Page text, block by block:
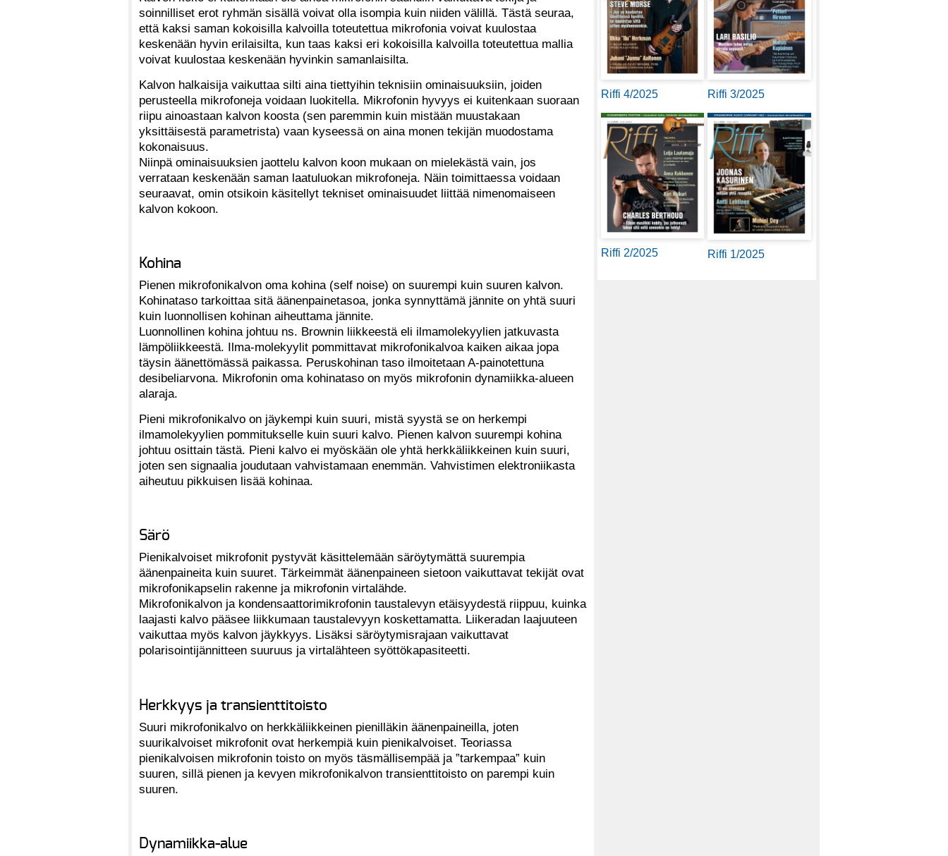
soinnilliset erot ryhmän sisällä voivat olla isompia kuin niiden välillä. Tästä seuraa,
että kaksi saman kokoisilla kalvoilla toteutettua mikrofonia voivat kuulostaa
keskenään hyvin erilaisilta, kun taas kaksi eri kokoisilla kalvoilla toteutettua mallia
voivat kuulostaa keskenään hyvinkin samanlaisilta.
Kalvon halkaisija vaikuttaa silti aina tiettyihin teknisiin ominaisuuksiin, joiden
perusteella mikrofoneja voidaan luokitella. Mikrofonin hyvyys ei kuitenkaan suoraan
riipu ainoastaan kalvon koosta (sen paremmin kuin mistään muustakaan
yksittäisestä parametrista) vaan kyseessä on aina monen tekijän muodostama
kokonaisuus.
Niinpä ominaisuuksien jaottelu kalvon koon mukaan on mielekästä vain, jos
verrataan keskenään saman laatuluokan mikrofoneja. Näin toimittaessa voidaan
seuraavat, omin otsikoin käsitellyt tekniset ominaisuudet liittää nimenomaiseen
kalvon kokoon.
Kohina
Pienen mikrofonikalvon oma kohina (self noise) on suurempi kuin suuren kalvon.
Kohinataso tarkoittaa sitä äänenpainetasoa, jonka synnyttämä jännite on yhtä suuri
kuin luonnollisen kohinan aiheuttama jännite.
Luonnollinen kohina johtuu ns. Brownin liikkeestä eli ilmamolekyylien jatkuvasta
lämpöliikkeestä. Ilma-molekyylit pommittavat mikrofonikalvoa kaiken aikaa jopa
täysin äänettömässä paikassa. Peruskohinan taso ilmoitetaan A-painotettuna
desibeliarvona. Mikrofonin oma kohinataso on myös mikrofonin dynamiikka-alueen
alaraja.
Pieni mikrofonikalvo on jäykempi kuin suuri, mistä syystä se on herkempi
ilmamolekyylien pommitukselle kuin suuri kalvo. Pienen kalvon suurempi kohina
johtuu osittain tästä. Pieni kalvo ei myöskään ole yhtä herkkäliikkeinen kuin suuri,
joten sen signaalia joudutaan vahvistamaan enemmän. Vahvistimen elektroniikasta
aiheutuu pikkuisen lisää kohinaa.
Särö
Pienikalvoiset mikrofonit pystyvät käsittelemään säröytymättä suurempia
äänenpaineita kuin suuret. Tärkeimmät äänenpaineen sietoon vaikuttavat tekijät ovat
mikrofonikapselin rakenne ja mikrofonin virtalähde.
Mikrofonikalvon ja kondensaattorimikrofonin taustalevyn etäisyydestä riippuu, kuinka
laajasti kalvo pääsee liikkumaan taustalevyyn koskettamatta. Liikeradan laajuuteen
vaikuttaa myös kalvon jäykkyys. Lisäksi säröytymisrajaan vaikuttavat
polarisointijännitteen suuruus ja virtalähteen syöttökapasiteetti.
Herkkyys ja transienttitoisto
Suuri mikrofonikalvo on herkkäliikkeinen pienilläkin äänenpaineilla, joten
suurikalvoiset mikrofonit ovat herkempiä kuin pienikalvoiset. Teoriassa
pienikalvoisen mikrofonin toisto on myös täsmällisempää ja ”tarkempaa” kuin
suuren, sillä pienen ja kevyen mikrofonikalvon transienttitoisto on parempi kuin
suuren.
Dynamiikka-alue
Riffi 4/2025 Riffi 3/2025
Riffi 2/2025 Riffi 1/2025